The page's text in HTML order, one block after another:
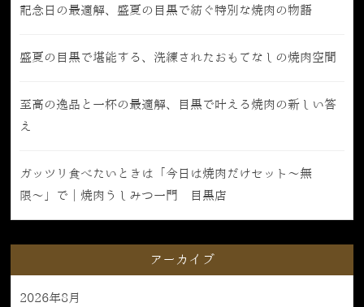
記念日の最適解、盛夏の目黒で紡ぐ特別な焼肉の物語
盛夏の目黒で堪能する、洗練されたおもてなしの焼肉空間
至高の逸品と一杯の最適解、目黒で叶える焼肉の新しい答
え
ガッツリ食べたいときは「今日は焼肉だけセット〜無
限〜」で｜焼肉うしみつ一門 目黒店
アーカイブ
2026年8月